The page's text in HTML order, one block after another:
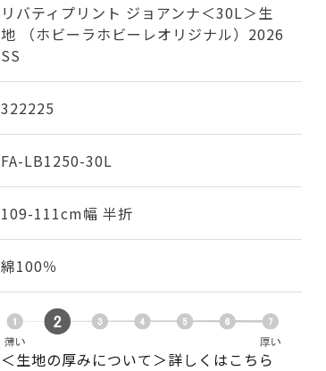
リバティプリント ジョアンナ＜30L＞生
地 （ホビーラホビーレオリジナル）2026
SS
322225
FA-LB1250-30L
109-111cm幅 半折
綿100％
＜生地の厚みについて＞詳しくはこちら